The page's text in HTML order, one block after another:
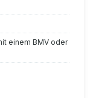
einem BMV oder